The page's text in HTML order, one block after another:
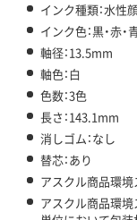
インク種類：水性
インク色：黒・赤・
軸径：13.5mm
軸色：白
色数：3色
長さ：143.1mm
消しゴム：なし
替芯：あり
アスクル商品環境
アスクル商品環